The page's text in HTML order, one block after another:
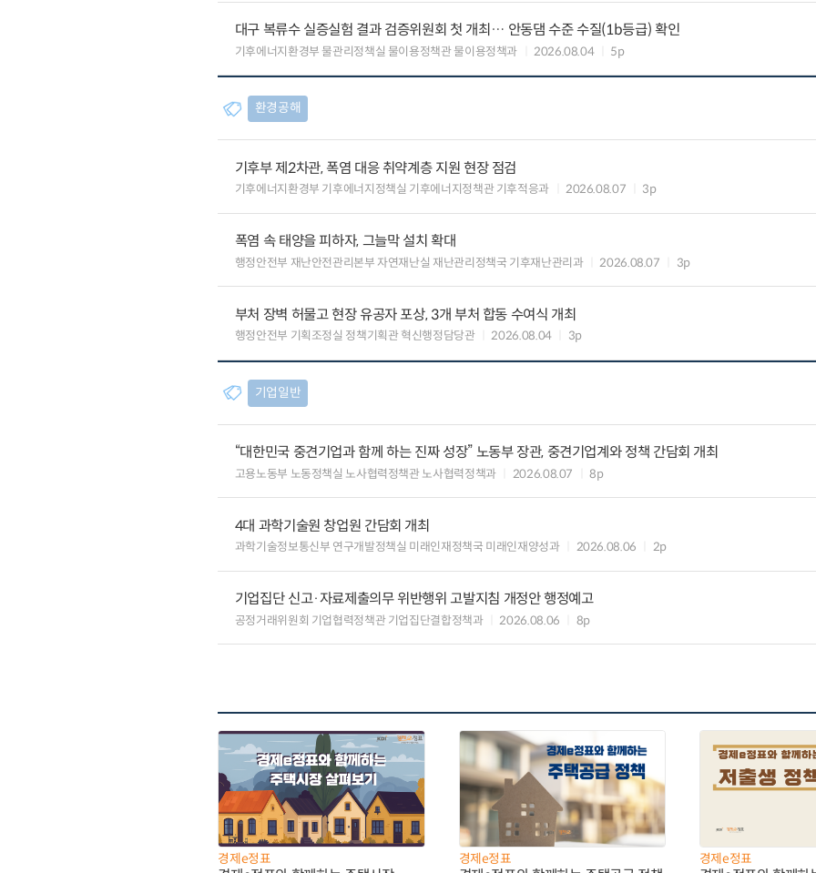
대구 복류수 실증실험 결과 검증위원회 첫 개최… 안동댐 수준 수질(1b등급) 확인
기후에너지환경부 물관리정책실 물이용정책관 물이용정책과 2026.08.04 5p
환경공해
기후부 제2차관, 폭염 대응 취약계층 지원 현장 점검
기후에너지환경부 기후에너지정책실 기후에너지정책관 기후적응과 2026.08.07 3p
폭염 속 태양을 피하자, 그늘막 설치 확대
행정안전부 재난안전관리본부 자연재난실 재난관리정책국 기후재난관리과 2026.08.07 3p
부처 장벽 허물고 현장 유공자 포상, 3개 부처 합동 수여식 개최
행정안전부 기획조정실 정책기획관 혁신행정담당관 2026.08.04 3p
기업일반
“대한민국 중견기업과 함께 하는 진짜 성장” 노동부 장관, 중견기업계와 정책 간담회 개최
고용노동부 노동정책실 노사협력정책관 노사협력정책과 2026.08.07 8p
4대 과학기술원 창업원 간담회 개최
과학기술정보통신부 연구개발정책실 미래인재정책국 미래인재양성과 2026.08.06 2p
기업집단 신고·자료제출의무 위반행위 고발지침 개정안 행정예고
공정거래위원회 기업협력정책관 기업집단결합정책과 2026.08.06 8p
경제e정표 경제e정표 경제e정표